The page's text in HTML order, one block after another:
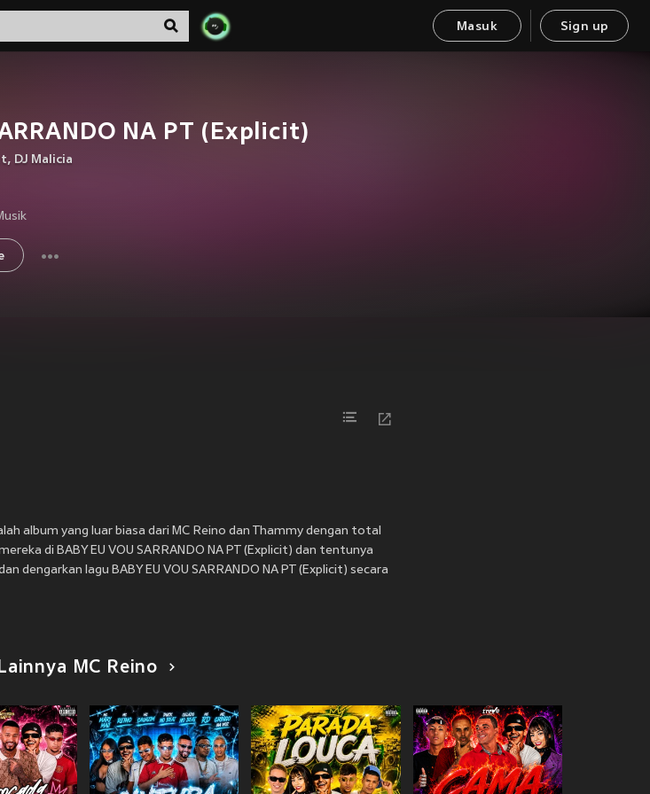
Masuk Sign up
NA PT (Explicit)
, DJ Malicia
album yang luar biasa dari MC Reino dan Thammy dengan total
di BABY EU VOU SARRANDO NA PT (Explicit) dan tentunya
dengarkan lagu BABY EU VOU SARRANDO NA PT (Explicit) secara
MC Reino